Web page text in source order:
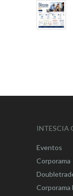
INTESCIA
Eventos
Corporama
Corporama